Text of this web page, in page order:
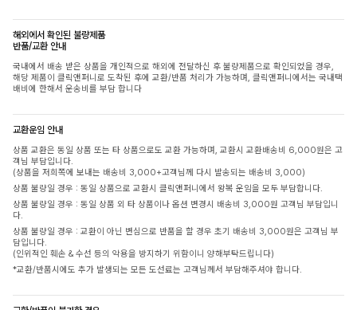
해외에서 확인된 불량제품
반품/교환 안내
국내에서 배송 받은 상품을 개인적으로 해외에 전달하신 후 불량제품으로 확인되었을 경우,
해당 제품이 클릭앤퍼니로 도착된 후에 교환/반품 처리가 가능하며, 클릭앤퍼니에서는 국내택
배비에 한해서 운송비를 부담 합니다
교환운임 안내
상품 교환은 동일 상품 또는 타 상품으로도 교환 가능하며, 교환시 교환배송비 6,000원은 고
객님 부담입니다.
(상품을 저희쪽에 보내는 배송비 3,000+고객님께 다시 발송되는 배송비 3,000)
상품 불량일 경우 : 동일 상품으로 교환시 클릭앤퍼니에서 왕복 운임을 모두 부담합니다.
상품 불량일 경우 : 동일 상품 외 타 상품이나 옵션 변경시 배송비 3,000원 고객님 부담입니
다.
상품 불량일 경우 : 교환이 아닌 변심으로 반품을 할 경우 초기 배송비 3,000원은 고객님 부
담입니다.
(인위적인 훼손 & 수선 등의 악용을 방지하기 위함이니 양해부탁드립니다)
*교환/반품시에도 추가 발생되는 모든 도선료는 고객님께서 부담해주셔야 합니다.